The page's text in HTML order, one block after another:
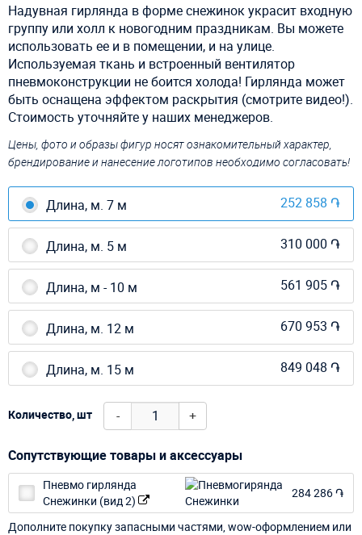
Надувная гирлянда в форме снежинок украсит входную
группу или холл к новогодним праздникам. Вы можете
использовать ее и в помещении, и на улице.
Используемая ткань и встроенный вентилятор
пневмоконструкции не боится холода! Гирлянда может
быть оснащена эффектом раскрытия (смотрите видео!).
Стоимость уточняйте у наших менеджеров.
Цены, фото и образы фигур носят ознакомительный характер,
брендирование и нанесение логотипов необходимо согласовать!
Длина, м. 7 м 252 858 ֏
Длина, м. 5 м 310 000 ֏
Длина, м - 10 м 561 905 ֏
Длина, м. 12 м 670 953 ֏
Длина, м. 15 м 849 048 ֏
Количество, шт - +
Сопутствующие товары и аксессуары
Пневмо гирлянда
Снежинки (вид 2)
284 286 ֏
Дополните покупку запасными частями, wow-оформлением или